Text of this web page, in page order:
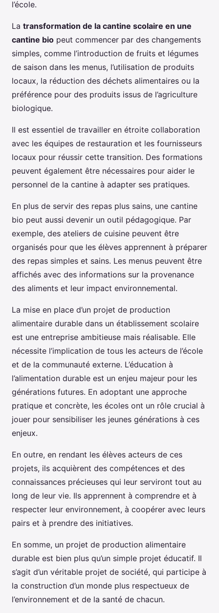
l’école.
La transformation de la cantine scolaire en une
cantine bio peut commencer par des changements
simples, comme l’introduction de fruits et légumes
de saison dans les menus, l’utilisation de produits
locaux, la réduction des déchets alimentaires ou la
préférence pour des produits issus de l’agriculture
biologique.
Il est essentiel de travailler en étroite collaboration
avec les équipes de restauration et les fournisseurs
locaux pour réussir cette transition. Des formations
peuvent également être nécessaires pour aider le
personnel de la cantine à adapter ses pratiques.
En plus de servir des repas plus sains, une cantine
bio peut aussi devenir un outil pédagogique. Par
exemple, des ateliers de cuisine peuvent être
organisés pour que les élèves apprennent à préparer
des repas simples et sains. Les menus peuvent être
affichés avec des informations sur la provenance
des aliments et leur impact environnemental.
La mise en place d’un projet de production
alimentaire durable dans un établissement scolaire
est une entreprise ambitieuse mais réalisable. Elle
nécessite l’implication de tous les acteurs de l’école
et de la communauté externe. L’éducation à
l’alimentation durable est un enjeu majeur pour les
générations futures. En adoptant une approche
pratique et concrète, les écoles ont un rôle crucial à
jouer pour sensibiliser les jeunes générations à ces
enjeux.
En outre, en rendant les élèves acteurs de ces
projets, ils acquièrent des compétences et des
connaissances précieuses qui leur serviront tout au
long de leur vie. Ils apprennent à comprendre et à
respecter leur environnement, à coopérer avec leurs
pairs et à prendre des initiatives.
En somme, un projet de production alimentaire
durable est bien plus qu’un simple projet éducatif. Il
s’agit d’un véritable projet de société, qui participe à
la construction d’un monde plus respectueux de
l’environnement et de la santé de chacun.